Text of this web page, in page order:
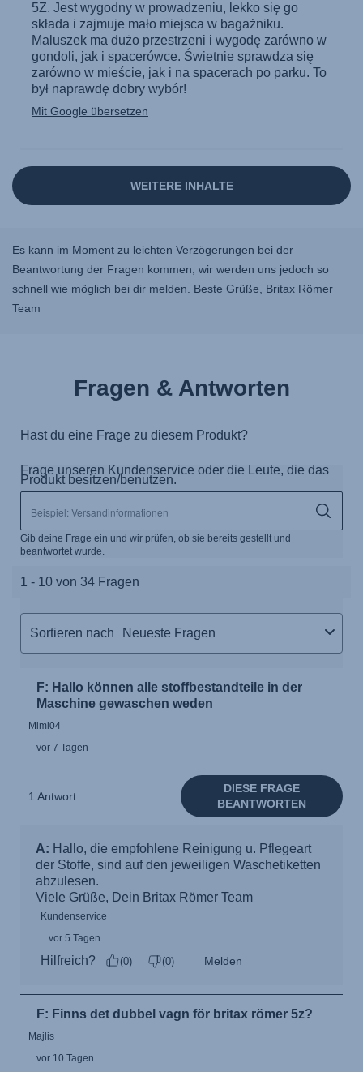
Es kann im Moment zu leichten Verzögerungen bei der
Beantwortung der Fragen kommen, wir werden uns jedoch so
schnell wie möglich bei dir melden. Beste Grüße, Britax Römer
Team
Fragen & Antworten